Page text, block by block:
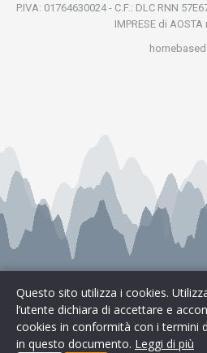
P.IVA: 01764630024 - C.F.: DLC RNN
IMPRESE di AOSTA
Cookies & Privacy |
Questo sito utilizza i cookies.
l’utente dichiara di accettare e
cookies in conformità con i termini
in questo documento. Leggi di più